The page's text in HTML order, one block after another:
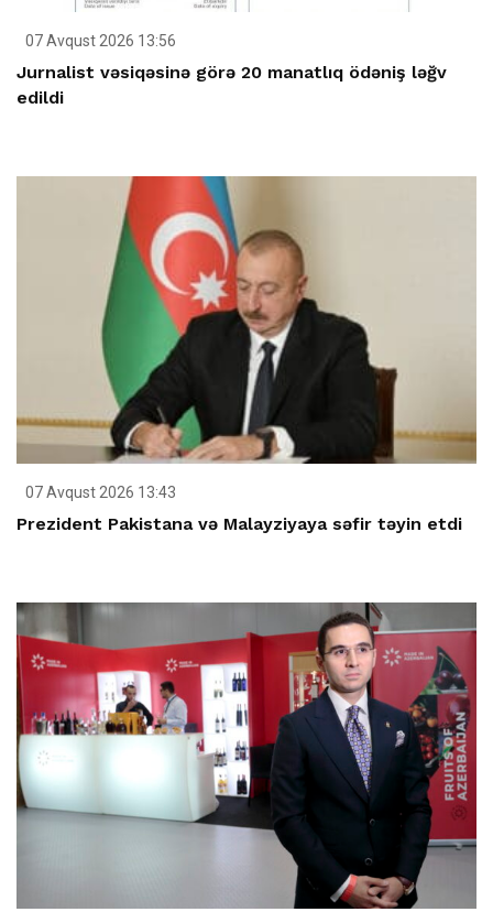
07 Avqust 2026 13:56
Jurnalist vəsiqəsinə görə 20 manatlıq ödəniş ləğv
edildi
07 Avqust 2026 13:43
Prezident Pakistana və Malayziyaya səfir təyin etdi